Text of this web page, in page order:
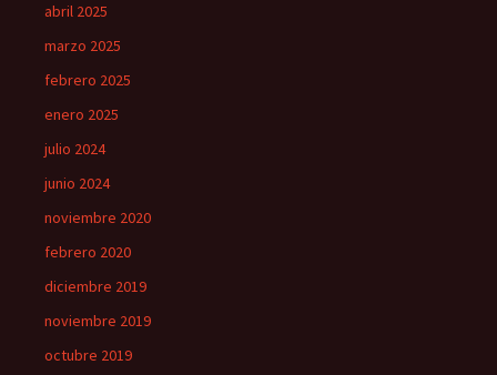
abril 2025
marzo 2025
febrero 2025
enero 2025
julio 2024
junio 2024
noviembre 2020
febrero 2020
diciembre 2019
noviembre 2019
octubre 2019